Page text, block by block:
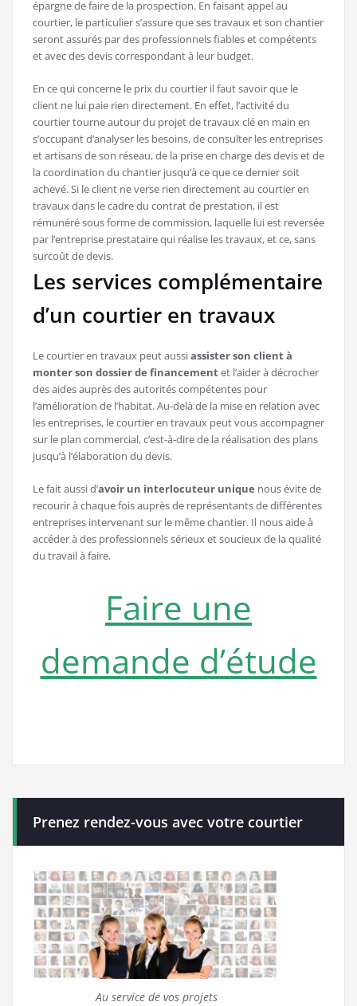
épargne de faire de la prospection. En faisant appel au
courtier, le particulier s’assure que ses travaux et son chantier
seront assurés par des professionnels fiables et compétents
et avec des devis correspondant à leur budget.
En ce qui concerne le prix du courtier il faut savoir que le
client ne lui paie rien directement. En effet, l’activité du
courtier tourne autour du projet de travaux clé en main en
s’occupant d’analyser les besoins, de consulter les entreprises
et artisans de son réseau, de la prise en charge des devis et de
la coordination du chantier jusqu’à ce que ce dernier soit
achevé. Si le client ne verse rien directement au courtier en
travaux dans le cadre du contrat de prestation, il est
rémunéré sous forme de commission, laquelle lui est reversée
par l’entreprise prestataire qui réalise les travaux, et ce, sans
surcoût de devis.
Les services complémentaire
d’un courtier en travaux
Le courtier en travaux peut aussiassister son client à
monter son dossier de financementet l’aider à décrocher
des aides auprès des autorités compétentes pour
l’amélioration de l’habitat. Au-delà de la mise en relation avec
les entreprises, le courtier en travaux peut vous accompagner
sur le plan commercial, c’est-à-dire de la réalisation des plans
jusqu’à l’élaboration du devis.
Le fait aussi d’avoir un interlocuteur unique nous évite de
recourir à chaque fois auprès de représentants de différentes
entreprises intervenant sur le même chantier. Il nous aide à
accéder à des professionnels sérieux et soucieux de la qualité
du travail à faire.
Faire une
demande d’étude
Prenez rendez-vous avec votre courtier
Au service de vos projets